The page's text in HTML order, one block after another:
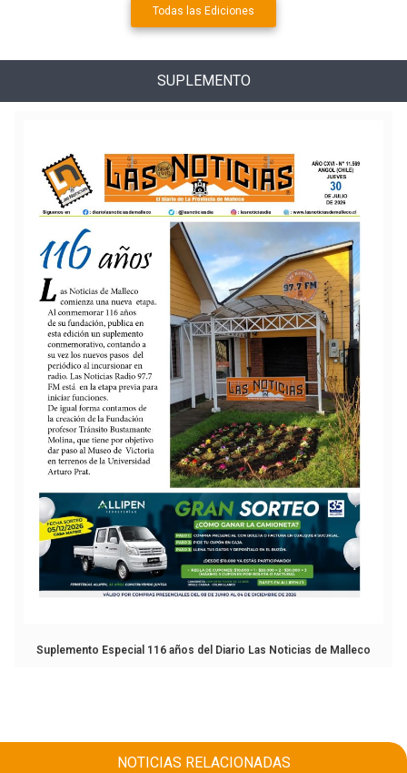
Todas las Ediciones
SUPLEMENTO
Suplemento Especial 116 años del Diario Las Noticias de Malleco
NOTICIAS RELACIONADAS